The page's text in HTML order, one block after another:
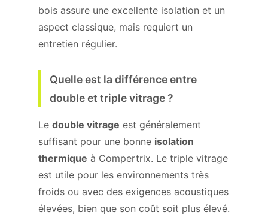
bois assure une excellente isolation et un
aspect classique, mais requiert un
entretien régulier.
Quelle est la différence entre
double et triple vitrage ?
Le double vitrage est généralement
suffisant pour une bonne isolation
thermique à Compertrix. Le triple vitrage
est utile pour les environnements très
froids ou avec des exigences acoustiques
élevées, bien que son coût soit plus élevé.